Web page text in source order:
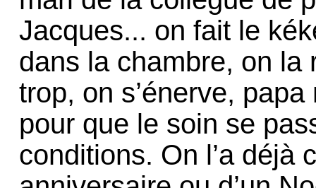
Jacques... on fait le
dans la chambre, on la
trop, on s’énerve,
pour que le soin se
conditions. On l’a déjà